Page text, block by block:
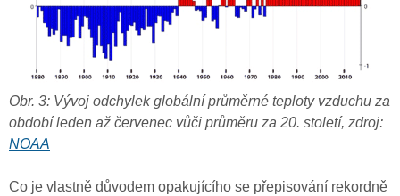
Obr. 3: Vývoj odchylek globální průměrné teploty vzduchu za
období leden až červenec vůči průměru za 20. století, zdroj:
NOAA
Co je vlastně důvodem opakujícího se přepisování rekordně